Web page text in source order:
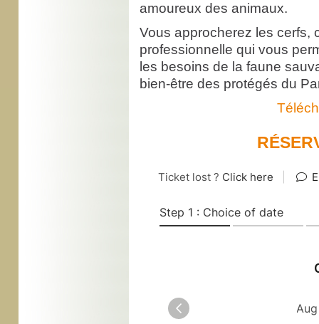
amoureux des animaux.
Vous approcherez les
professionnelle qui vous
les besoins de la faune
bien-être des protégés du